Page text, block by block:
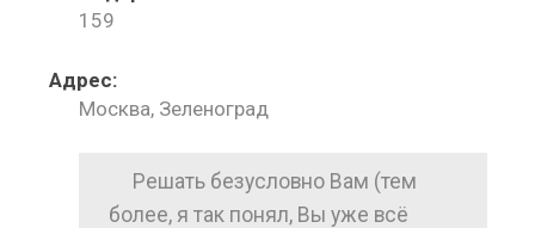
159
Адрес:
Москва, Зеленоград
Решать безусловно Вам (тем
более, я так понял, Вы уже всё